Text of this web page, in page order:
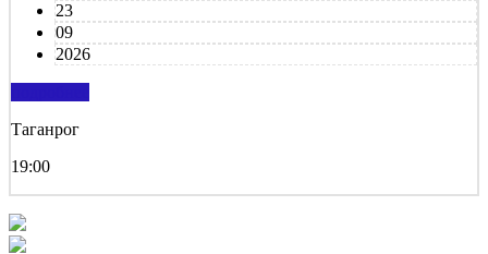
23
09
2026
Таганрог
19:00